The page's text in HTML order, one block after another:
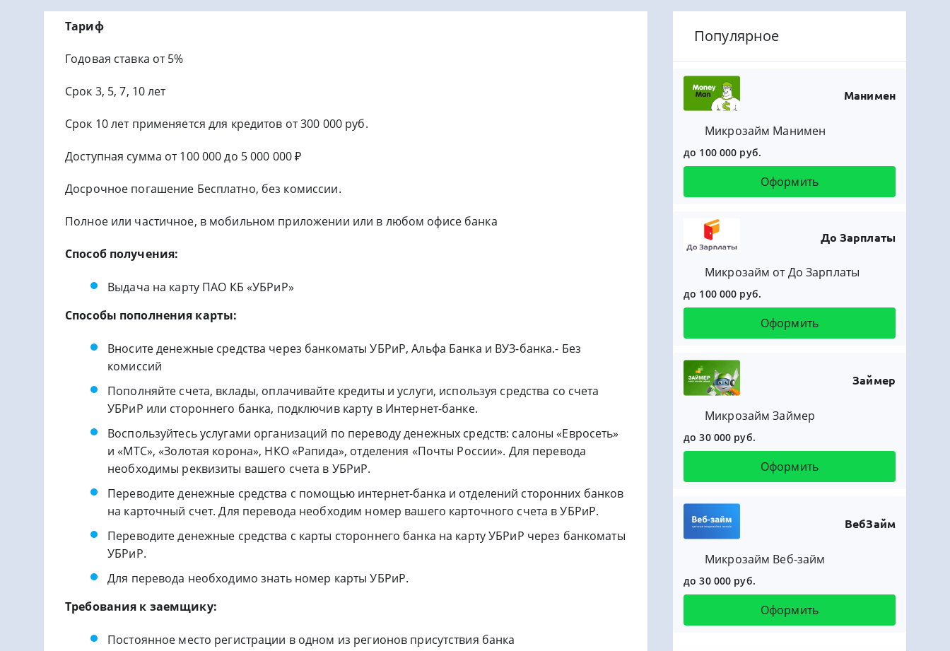
Тариф
Годовая ставка от 5%
Срок 3, 5, 7, 10 лет
Срок 10 лет применяется для кредитов от 300 000 руб.
Доступная сумма от 100 000 до 5 000 000 ₽
Досрочное погашение Бесплатно, без комиссии.
Полное или частичное, в мобильном приложении или в любом офисе банка
Способ получения:
Выдача на карту ПАО КБ «УБРиР»
Способы пополнения карты:
Вносите денежные средства через банкоматы УБРиР, Альфа Банка и ВУЗ-банка.- Без
комиссий
Пополняйте счета, вклады, оплачивайте кредиты и услуги, используя средства со счета
УБРиР или стороннего банка, подключив карту в Интернет-банке.
Воспользуйтесь услугами организаций по переводу денежных средств: салоны «Евросеть»
и «МТС», «Золотая корона», НКО «Рапида», отделения «Почты России». Для перевода
необходимы реквизиты вашего счета в УБРиР.
Переводите денежные средства с помощью интернет-банка и отделений сторонних банков
на карточный счет. Для перевода необходим номер вашего карточного счета в УБРиР.
Переводите денежные средства с карты стороннего банка на карту УБРиР через банкоматы
УБРиР.
Для перевода необходимо знать номер карты УБРиР.
Требования к заемщику:
Постоянное место регистрации в одном из регионов присутствия банка
Популярное
Манимен
Микрозайм Манимен
до 100 000 руб.
Оформить
До Зарплаты
Микрозайм от До Зарплаты
до 100 000 руб.
Оформить
Займер
Микрозайм Займер
до 30 000 руб.
Оформить
ВебЗайм
Микрозайм Веб-займ
до 30 000 руб.
Оформить